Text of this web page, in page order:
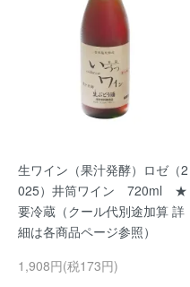
生ワイン（果汁発酵）ロゼ（2
025）井筒ワイン 720ml ★
要冷蔵（クール代別途加算 詳
細は各商品ページ参照）
1,908円(税173円)